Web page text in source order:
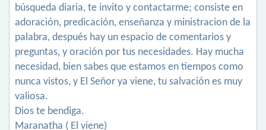
búsqueda diaria, te invito y contactarme; consiste en
adoración, predicación, enseñanza y ministracion de la
palabra, después hay un espacio de comentarios y
preguntas, y oración por tus necesidades. Hay mucha
necesidad, bien sabes que estamos en tiempos como
nunca vistos, y El Señor ya viene, tu salvación es muy
valiosa.
Dios te bendiga.
Maranatha ( El viene)